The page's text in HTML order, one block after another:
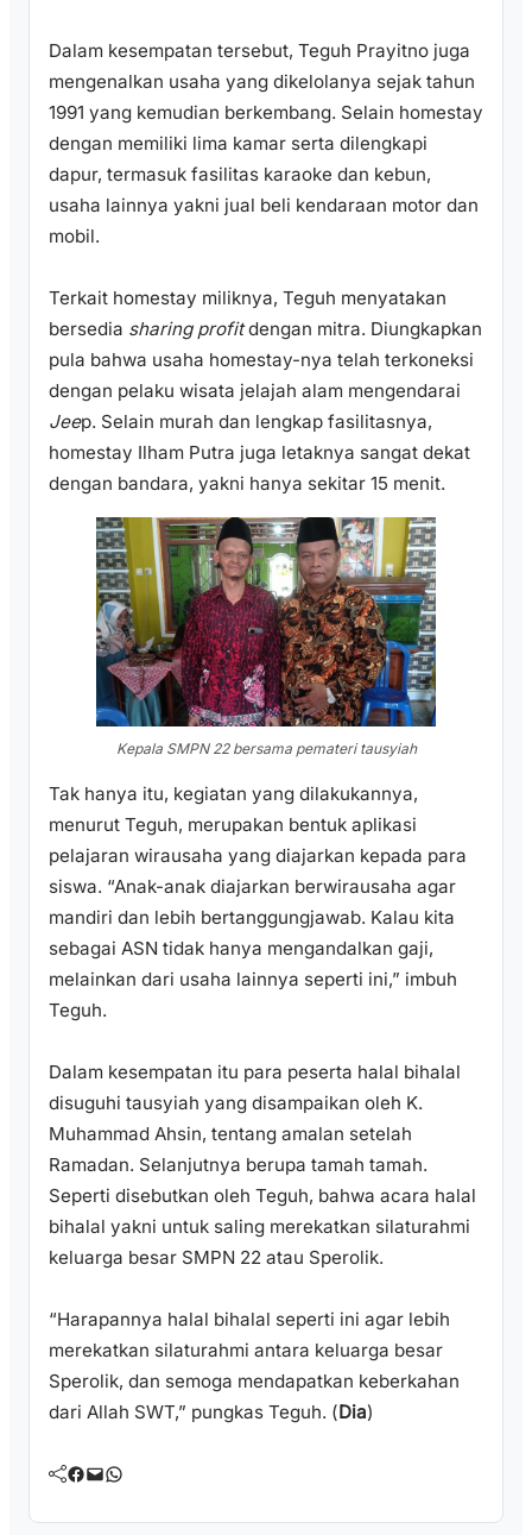
Dalam kesempatan tersebut, Teguh Prayitno juga
mengenalkan usaha yang dikelolanya sejak tahun
1991 yang kemudian berkembang. Selain homestay
dengan memiliki lima kamar serta dilengkapi
dapur, termasuk fasilitas karaoke dan kebun,
usaha lainnya yakni jual beli kendaraan motor dan
mobil.
Terkait homestay miliknya, Teguh menyatakan
bersedia sharing profitdengan mitra. Diungkapkan
pula bahwa usaha homestay-nya telah terkoneksi
dengan pelaku wisata jelajah alam mengendarai
Jeep. Selain murah dan lengkap fasilitasnya,
homestay Ilham Putra juga letaknya sangat dekat
dengan bandara, yakni hanya sekitar 15 menit.
Kepala SMPN 22 bersama pemateri tausyiah
Tak hanya itu, kegiatan yang dilakukannya,
menurut Teguh, merupakan bentuk aplikasi
pelajaran wirausaha yang diajarkan kepada para
siswa. “Anak-anak diajarkan berwirausaha agar
mandiri dan lebih bertanggungjawab. Kalau kita
sebagai ASN tidak hanya mengandalkan gaji,
melainkan dari usaha lainnya seperti ini,” imbuh
Teguh.
Dalam kesempatan itu para peserta halal bihalal
disuguhi tausyiah yang disampaikan oleh K.
Muhammad Ahsin, tentang amalan setelah
Ramadan. Selanjutnya berupa tamah tamah.
Seperti disebutkan oleh Teguh, bahwa acara halal
bihalal yakni untuk saling merekatkan silaturahmi
keluarga besar SMPN 22 atau Sperolik.
“Harapannya halal bihalal seperti ini agar lebih
merekatkan silaturahmi antara keluarga besar
Sperolik, dan semoga mendapatkan keberkahan
dari Allah SWT,” pungkas Teguh. (Dia)
Facebook Mail WhatsApp